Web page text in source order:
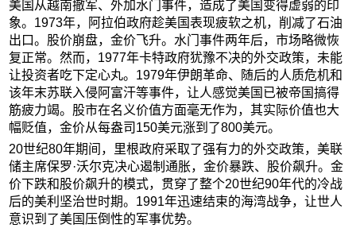
美国从越南撤军、外加水门事件，造成了美国变得虚弱的印
象。1973年，阿拉伯政府趁美国表现疲软之机，削减了石油
出口。股价崩盘，金价飞升。水门事件两年后，市场略微恢
复正常。然而，1977年卡特政府犹豫不决的外交政策，未能
让投资者吃下定心丸。1979年伊朗革命、随后的人质危机和
该年末苏联入侵阿富汗等事件，让人感觉美国已被帝国搞得
筋疲力竭。股市在名义价值方面毫无作为，其实际价值也大
幅贬值，金价从每盎司150美元涨到了800美元。
20世纪80年期间，里根政府采取了强有力的外交政策，美联
储主席保罗·沃尔克决心遏制通胀，金价暴跌、股价飙升。金
价下跌和股价飙升的模式，贯穿了整个20世纪90年代的冷战
后的美利坚治世时期。1991年迅速结束的海湾战争，让世人
意识到了美国压倒性的军事优势。